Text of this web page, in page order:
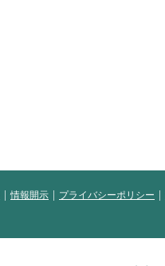
情報開示 プライバシーポリシー